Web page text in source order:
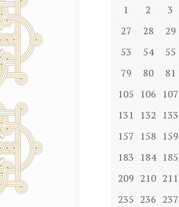
1 2 3
27
28 29
53
54 55
79
80 81
105 106 107
131
132 133
157 158 159
183 184 185
209 210 211
235 236 237